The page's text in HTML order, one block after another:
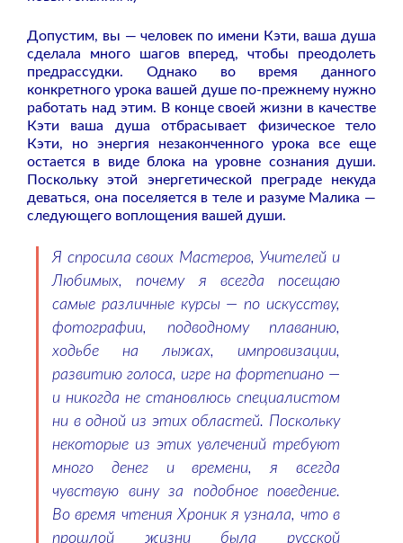
Допустим, вы — человек по имени Кэти, ваша душа
сделала много шагов вперед, чтобы преодолеть
предрассудки. Однако во время данного
конкретного урока вашей душе по-прежнему нужно
работать над этим. В конце своей жизни в качестве
Кэти ваша душа отбрасывает физическое тело
Кэти, но энергия незаконченного урока все еще
остается в виде блока на уровне сознания души.
Поскольку этой энергетической преграде некуда
деваться, она поселяется в теле и разуме Малика —
следующего воплощения вашей души.
Я спросила своих Мастеров, Учителей и
Любимых, почему я всегда посещаю
самые различные курсы — по искусству,
фотографии, подводному плаванию,
ходьбе на лыжах, импровизации,
развитию голоса, игре на фортепиано —
и никогда не становлюсь специалистом
ни в одной из этих областей. Поскольку
некоторые из этих увлечений требуют
много денег и времени, я всегда
чувствую вину за подобное поведение.
Во время чтения Хроник я узнала, что в
прошлой жизни была русской